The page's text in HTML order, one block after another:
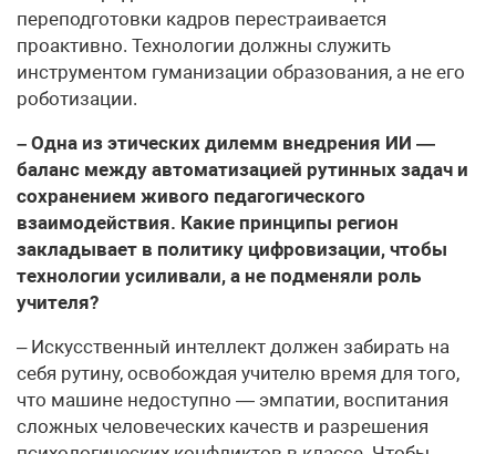
переподготовки кадров перестраивается
проактивно. Технологии должны служить
инструментом гуманизации образования, а не его
роботизации.
– Одна из этических дилемм внедрения ИИ —
баланс между автоматизацией рутинных задач и
сохранением живого педагогического
взаимодействия. Какие принципы регион
закладывает в политику цифровизации, чтобы
технологии усиливали, а не подменяли роль
учителя?
– Искусственный интеллект должен забирать на
себя рутину, освобождая учителю время для того,
что машине недоступно — эмпатии, воспитания
сложных человеческих качеств и разрешения